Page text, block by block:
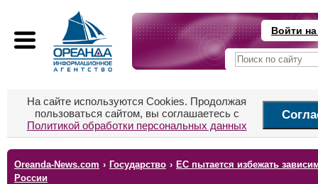
Войти
На сайте используются Cookies. Продолжая
пользоваться сайтом, вы соглашаетесь с
Политикой обработки персональных данных
Oreanda-News.com › Государство › ЕС пытается избежать
России